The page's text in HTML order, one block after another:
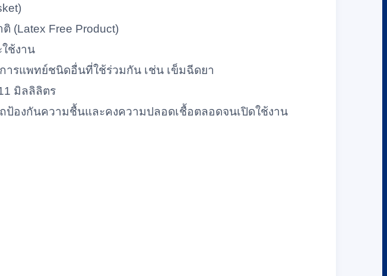
(Latex Free Product)
ช้งาน
รแพทย์ชนิดอื่นที่ใช้ร่วมกัน เช่น เข็มฉีดยา
มิลลิลิตร
ป้องกันความชื้นและคงความปลอดเชื้อตลอดจนเปิดใช้งาน